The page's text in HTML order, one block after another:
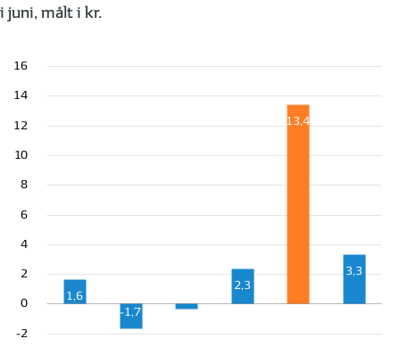
i juni, målt i kr.
1,6
-1,7
2,3
13,4
3,3
-2
0
2
4
6
8
10
12
14
16